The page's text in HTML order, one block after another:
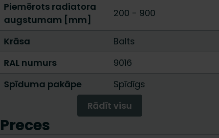
Piemērots radiatora
augstumam [mm]
200 - 900
Krāsa
Balts
RAL numurs
9016
Spīduma pakāpe
Spīdīgs
Rādīt visu
Preces